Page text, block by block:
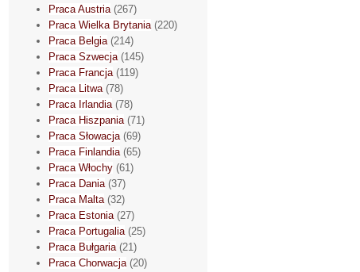
Praca Austria(267)
Praca Wielka Brytania(220)
Praca Belgia(214)
Praca Szwecja(145)
Praca Francja(119)
Praca Litwa(78)
Praca Irlandia(78)
Praca Hiszpania(71)
Praca Słowacja(69)
Praca Finlandia(65)
Praca Włochy (61)
Praca Dania(37)
Praca Malta(32)
Praca Estonia(27)
Praca Portugalia(25)
Praca Bułgaria(21)
Praca Chorwacja(20)